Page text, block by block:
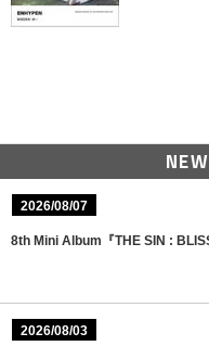
2026/08/07
8th Mini Album『THE SIN :
2026/08/03